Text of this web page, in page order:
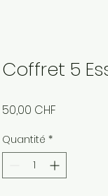
Coffret 5
50,00 CHF
Quantité *